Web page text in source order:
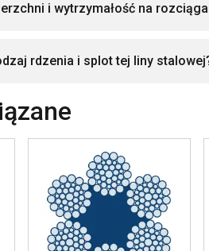
i wytrzymałość na
rdzenia i splot tej liny